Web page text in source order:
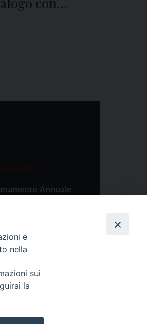
Annuale
Singola
e
nella
sui
la